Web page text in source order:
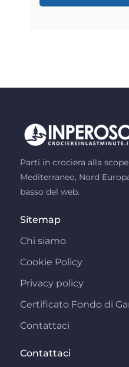
Parti in crociera alla
Mediterraneo, Nord
basso del web.
Sitemap
Chi siamo
Cookie Policy
Privacy policy
Certificato Fondo di
Contattaci
Contattaci